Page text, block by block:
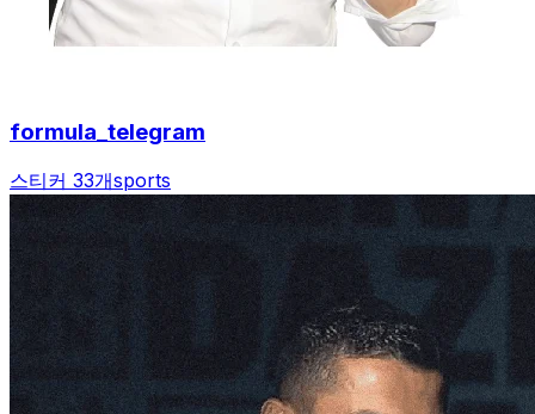
formula_telegram
스티커 33개sports